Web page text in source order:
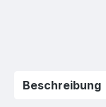
Beschreibung